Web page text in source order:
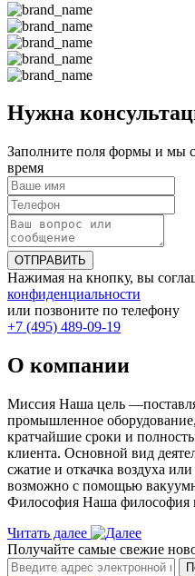
Нужна
Заполните поля формы и мы
время
ОТПРАВИТЬ
Нажимая на кнопку, вы
конфиденциальности
или позвоните по телефону
+7 (495) 489-09-19
О компании
Миссия Наша цель
промышленное
кратчайшие сроки и
клиента. Основной вид
сжатие и откачка воздуха
возможно с помощью
Философия Наша философия
Читать далее
Получайте самые свежие